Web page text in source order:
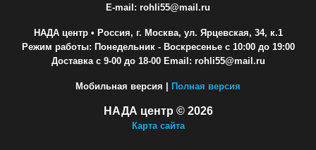
E-mail: rohli55@mail.ru
НАДА центр• Россия, г. Москва, ул. Ярцевская, 34, к.1
Режим работы: Понедельник - Воскресенье с 10:00 до 19:00
Доставка с 9-00 до 18-00 Email: rohli55@mail.ru
Мобильная версия | Полная версия
НАДА центр © 2026
Карта сайта